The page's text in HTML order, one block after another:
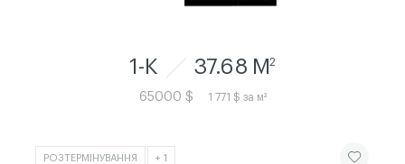
1-К 37.68 M2
65000 $ 1 771 $ за м²
РОЗТЕРМІНУВАННЯ + 1 ЧИТАТИ